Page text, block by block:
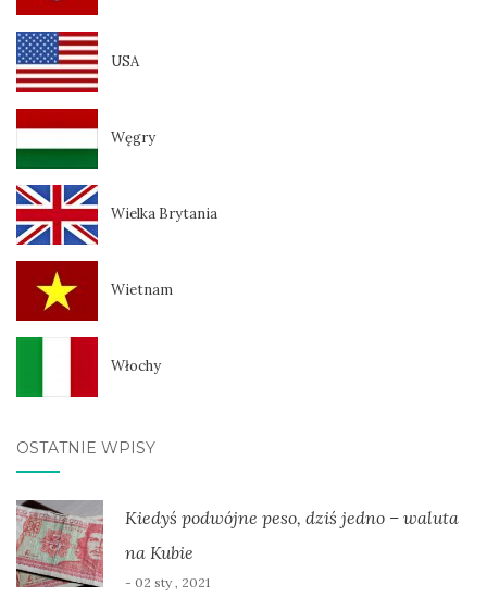
USA
Węgry
Wielka Brytania
Wietnam
Włochy
OSTATNIE WPISY
Kiedyś podwójne peso, dziś jedno – waluta
na Kubie
- 02 sty , 2021